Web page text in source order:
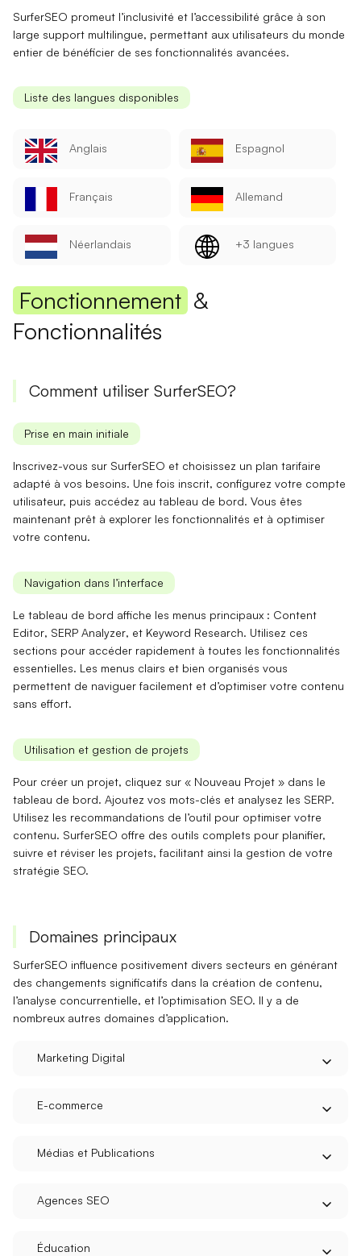
SurferSEO promeut l’inclusivité et l’accessibilité grâce à son
large support multilingue, permettant aux utilisateurs du monde
entier de bénéficier de ses fonctionnalités avancées.
Liste des langues disponibles
Anglais Espagnol
Français Allemand
Néerlandais +3 langues
Fonctionnement &
Fonctionnalités
Comment utiliser SurferSEO?
Prise en main initiale
Inscrivez-vous sur SurferSEO et choisissez un plan tarifaire
adapté à vos besoins. Une fois inscrit, configurez votre compte
utilisateur, puis accédez au tableau de bord. Vous êtes
maintenant prêt à explorer les fonctionnalités et à optimiser
votre contenu.
Navigation dans l’interface
Le tableau de bord affiche les menus principaux : Content
Editor, SERP Analyzer, et Keyword Research. Utilisez ces
sections pour accéder rapidement à toutes les fonctionnalités
essentielles. Les menus clairs et bien organisés vous
permettent de naviguer facilement et d’optimiser votre contenu
sans effort.
Utilisation et gestion de projets
Pour créer un projet, cliquez sur « Nouveau Projet » dans le
tableau de bord. Ajoutez vos mots-clés et analysez les SERP.
Utilisez les recommandations de l’outil pour optimiser votre
contenu. SurferSEO offre des outils complets pour planifier,
suivre et réviser les projets, facilitant ainsi la gestion de votre
stratégie SEO.
Domaines principaux
SurferSEO influence positivement divers secteurs en générant
des changements significatifs dans la création de contenu,
l’analyse concurrentielle, et l’optimisation SEO. Il y a de
nombreux autres domaines d’application.
Marketing Digital
E-commerce
Médias et Publications
Agences SEO
Éducation